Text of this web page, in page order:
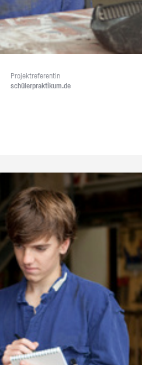
Pro­jekt­re­fe­ren­tin
schü­ler­prak­ti­kum.de